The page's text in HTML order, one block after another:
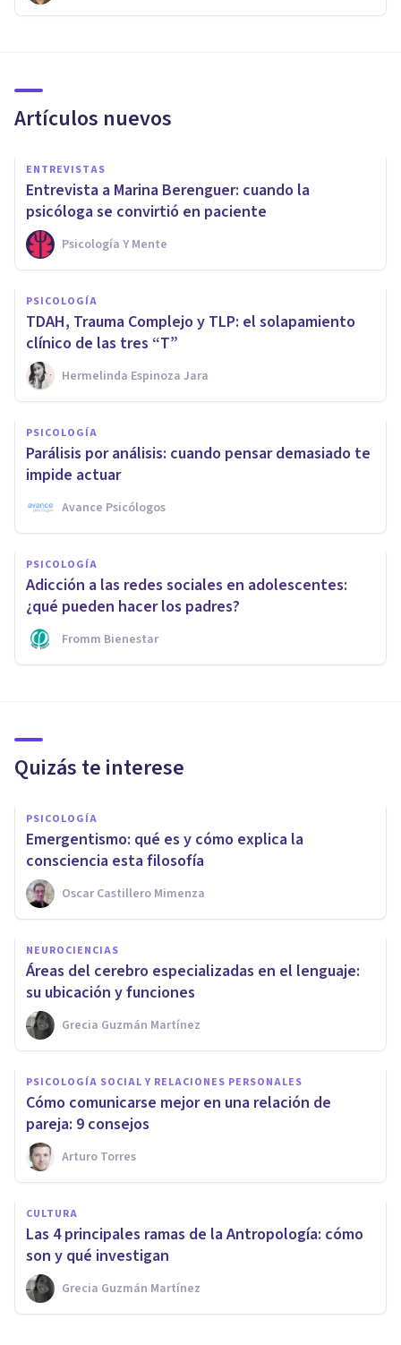
Artículos nuevos
ENTREVISTAS
Entrevista a Marina Berenguer: cuando la
psicóloga se convirtió en paciente
Psicología Y Mente
PSICOLOGÍA
TDAH, Trauma Complejo y TLP: el solapamiento
clínico de las tres “T”
Hermelinda Espinoza Jara
PSICOLOGÍA
Parálisis por análisis: cuando pensar demasiado te
impide actuar
Avance Psicólogos
PSICOLOGÍA
Adicción a las redes sociales en adolescentes:
¿qué pueden hacer los padres?
Fromm Bienestar
Quizás te interese
PSICOLOGÍA
Emergentismo: qué es y cómo explica la
consciencia esta filosofía
Oscar Castillero Mimenza
NEUROCIENCIAS
Áreas del cerebro especializadas en el lenguaje:
su ubicación y funciones
Grecia Guzmán Martínez
PSICOLOGÍA SOCIAL Y RELACIONES PERSONALES
Cómo comunicarse mejor en una relación de
pareja: 9 consejos
Arturo Torres
CULTURA
Las 4 principales ramas de la Antropología: cómo
son y qué investigan
Grecia Guzmán Martínez